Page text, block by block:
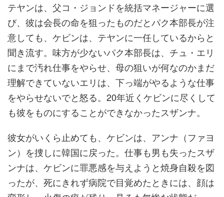
テヤンは、父コ・ジョンドを統括マネージャーに選
び、彼は会長の命を狙ったものだとパク本部長が注
意しても、ケビンは、テヤンに一任しているからと
聞き流す。味方が少ないパク本部長は、チュ・エリ
にまで汚れ仕事をやらせ、母の狙いが何なのかまだ
理解できていないエリは、下っ端がやるような仕事
をやらせないでと怒る。20年近くケビンに尽くして
も彼をものにすることができなかったスザンナ。
彼女がいくら止めても、ケビンは、アンナ（ファヨ
ン）を捜しに韓国に戻った。仕事も男も失ったスザ
ンナは、ケビンに罪悪感を与えようと焼身自殺を図
ったが、死にきれず病院で目覚めたときには、顔は